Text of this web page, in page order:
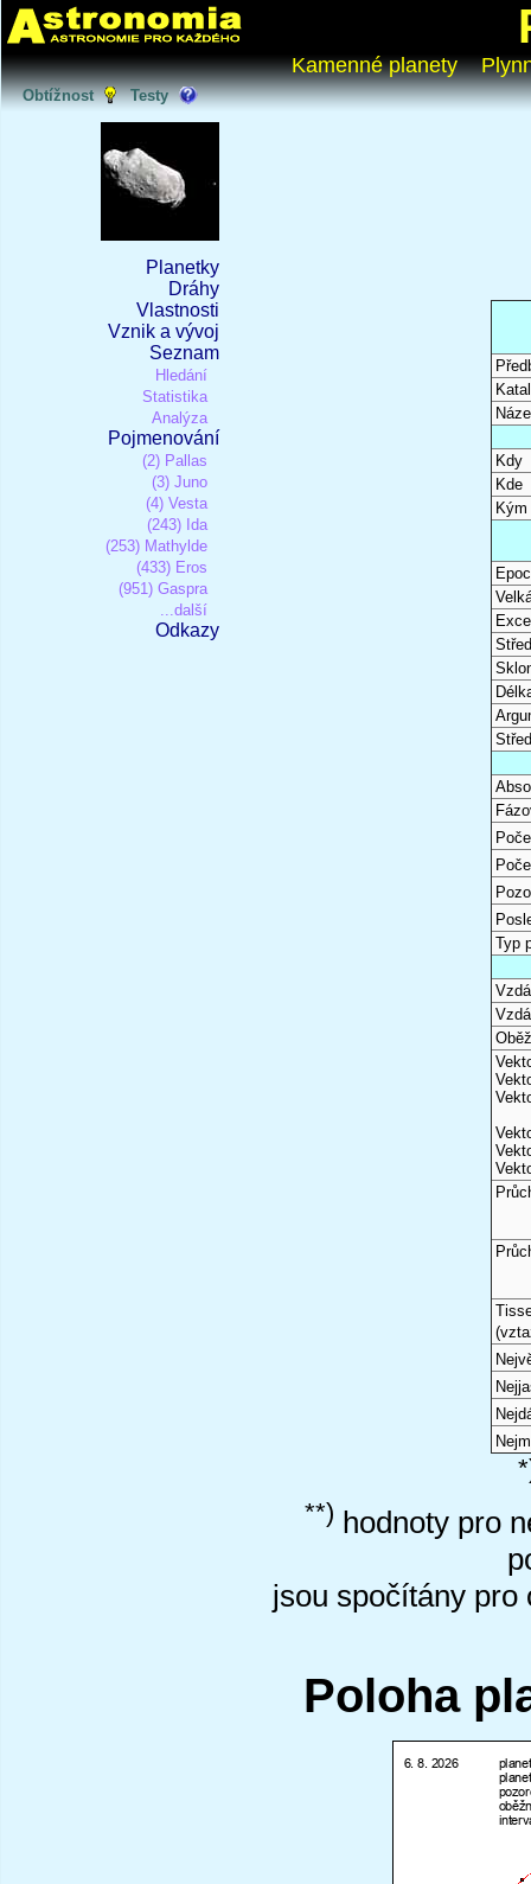
Kamenné planety
Obtížnost Testy
Planetky
Dráhy
Vlastnosti
Vznik a vývoj
Seznam
Hledání
Statistika
Analýza
Pojmenování
(2) Pallas
(3) Juno
(4) Vesta
(243) Ida
(253) Mathylde
(433) Eros
(951) Gaspra
...další
Odkazy
Kdy
Kde
Kým
Typ
**) hodnoty pro
jsou spočítány pro
Poloha